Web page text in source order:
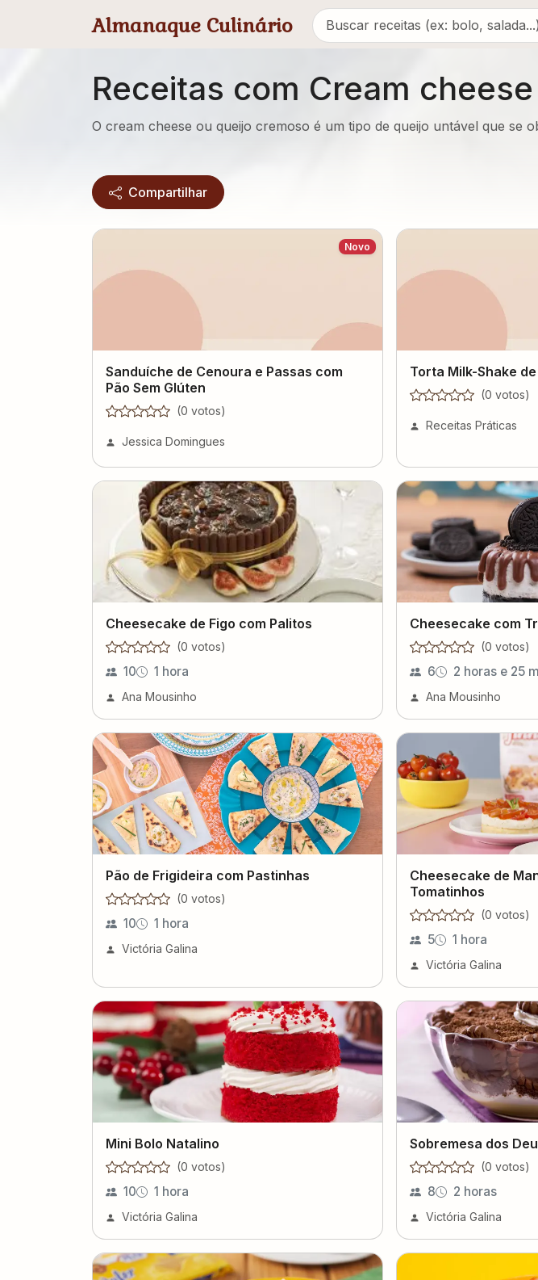
Almanaque Culinário
Receitas com Cream cheese
O cream cheese ou queijo cremoso é um tipo de queijo untável que se
Compartilhar
Novo
Sanduíche de Cenoura e Passas com
Pão Sem Glúten
(0 votos)
Jessica Domingues
Torta Milk-Shake
(0 votos)
Receitas Práticas
Cheesecake de Figo com Palitos
(0 votos)
10 1 hora
Ana Mousinho
Cheesecake com
(0 votos)
6 2 horas e 25
Ana Mousinho
Pão de Frigideira com Pastinhas
(0 votos)
10 1 hora
Victória Galina
Cheesecake de
Tomatinhos
(0 votos)
5 1 hora
Victória Galina
Mini Bolo Natalino
(0 votos)
10 1 hora
Victória Galina
Sobremesa dos
(0 votos)
8 2 horas
Victória Galina